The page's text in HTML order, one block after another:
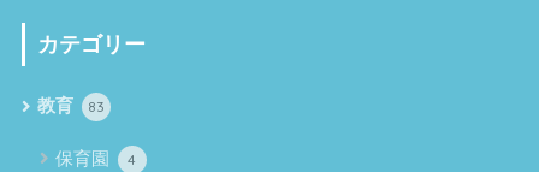
カテゴリー
教育 83
保育園 4